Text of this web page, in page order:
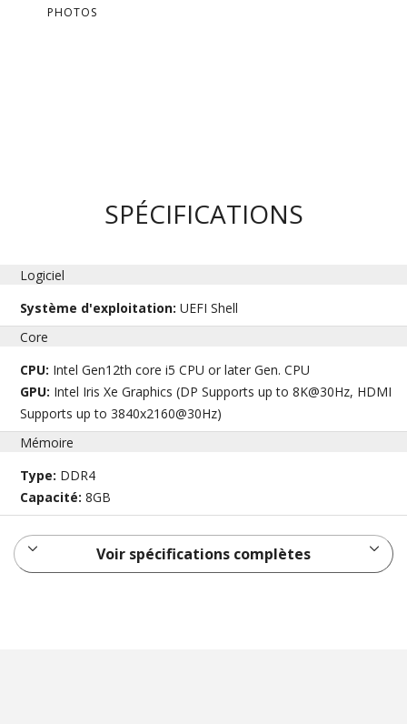
PHOTOS
SPÉCIFICATIONS
Logiciel
Système d'exploitation:UEFI Shell
Core
CPU: Intel Gen12th core i5 CPU or later Gen. CPU
GPU: Intel Iris Xe Graphics (DP Supports up to 8K@30Hz, HDMI
Supports up to 3840x2160@30Hz)
Mémoire
Type: DDR4
Capacité:8GB
Voir spécifications complètes